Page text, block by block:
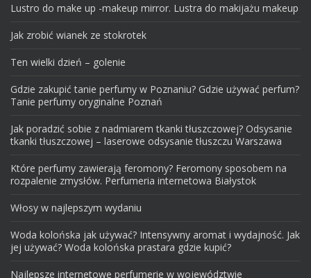
Lustro do make up -makeup mirror. Lustra do makijażu makeup
Jak zrobić wianek ze stokrotek
Ten wielki dzień – golenie
Gdzie zakupić tanie perfumy w Poznaniu? Gdzie używać perfum?
Tanie perfumy oryginalne Poznań
Jak poradzić sobie z nadmiarem tkanki tłuszczowej? Odsysanie
tkanki tłuszczowej – laserowe odsysanie tłuszczu Warszawa
Które perfumy zawierają feromony? Feromony sposobem na
rozpalenie zmysłów. Perfumeria internetowa Białystok
Włosy w najlepszym wydaniu
Woda kolońska jak używać? Intensywny aromat i wydajność. Jak
jej używać? Woda kolońska prastara gdzie kupić?
Najlepsze internetowe perfumerie w województwie